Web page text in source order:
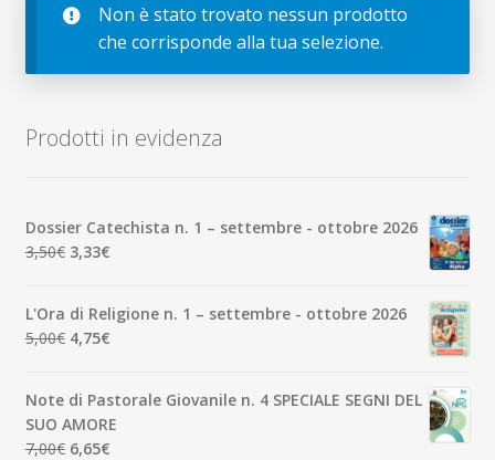
menu
Non è stato trovato nessun prodotto
che corrisponde alla tua selezione.
Prodotti in evidenza
Dossier Catechista n. 1 – settembre - ottobre 2026
3,50€ Il
era:
3,50€.
3,33€Il
è:
3,33€.
L'Ora di Religione n. 1 – settembre - ottobre 2026
5,00€ Il
era:
5,00€.
4,75€Il
è:
4,75€.
Note di Pastorale Giovanile n. 4 SPECIALE SEGNI DEL
SUO AMORE
7,00€ Il
6,65€Il